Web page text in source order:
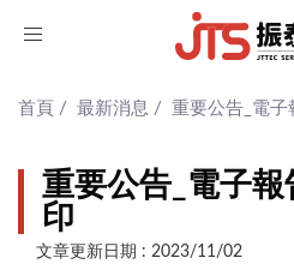
Toggle
首頁 / 最新消息 / 重要公告_電子
重要公告_電子
印
文章更新日期 : 2023/11/02